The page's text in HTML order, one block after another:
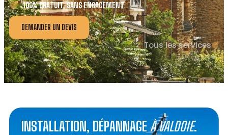
100% GRATUIT, SANS ENGAGEMENT
DEMANDER UN DEVIS
Tous les services
INSTALLATION, DÉPANNAGEÀ VALDOIE.